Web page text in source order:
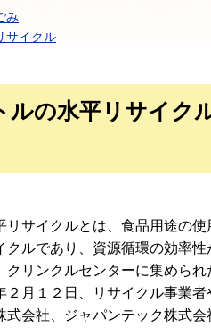
み
サイクル
ルの水平リサイク
サイクルとは、食品用途の
クルであり、資源循環の効率性
リンクルセンターに集めら
２月１２日、リサイクル事業
式会社、ジャパンテック株式